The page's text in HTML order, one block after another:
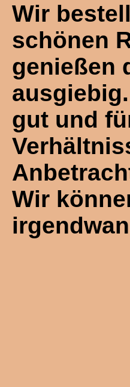
Wir
schönen
genießen
gut und
Wir